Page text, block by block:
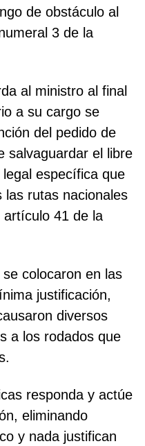
de obstáculo al
3 de la
al ministro al final
a su cargo se
del pedido de
salvaguardar el libre
específica que
las rutas nacionales
artículo 41 de la
colocaron en las
justificación,
diversos
a los rodados que
responda y actúe
eliminando
y nada justifican